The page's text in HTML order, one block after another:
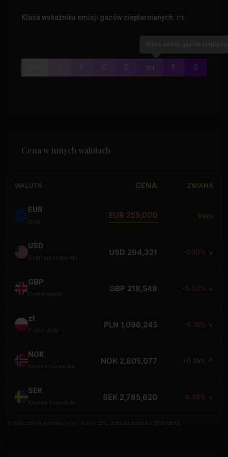
Klasa wskaźnika emisji gazów cieplarnianych: mi
D mi F G
Cena w innych walutach
WALUTA CENA ZMIANA
EUR
Euro
EUR 255,000 baza
USD
Dolar amerykański
USD 294,321 -0.10% ↘
GBP
Funt brytyjski
GBP 218,548 -0.02% ↘
zł
Polski złoty
PLN 1,096,245 -0.16% ↘
NOK
Korona norweska
NOK 2,805,077 +0.15% ↗
SEK
Korona szwedzka
SEK 2,785,620 -0.36% ↘